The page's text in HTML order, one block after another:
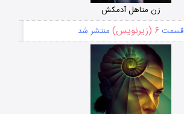
زن متاهل آدمکش
قسمت ۶ (زیرنویس) منتشر شد